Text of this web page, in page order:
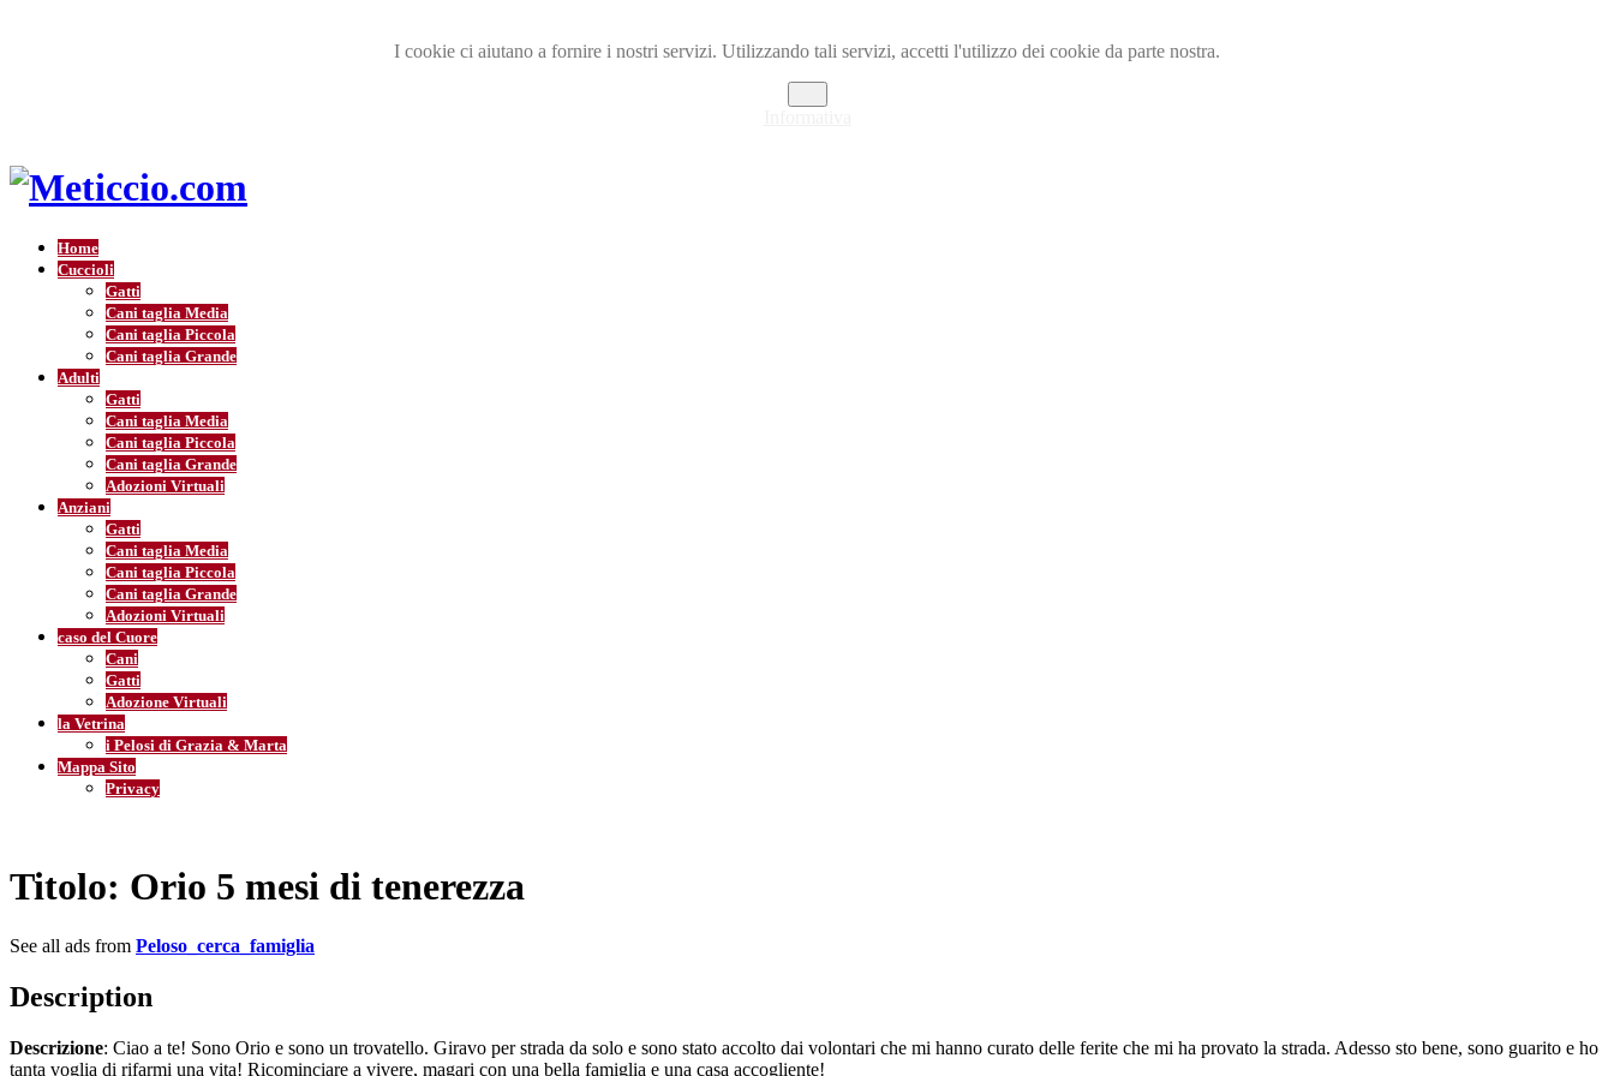
I cookie ci aiutano a fornire i nostri servizi. Utilizzando tali servizi, accetti l'utilizzo dei cookie da parte nostra.
Home
Cuccioli
Gatti
Cani taglia Media
Cani taglia Piccola
Cani taglia Grande
Adulti
Gatti
Cani taglia Media
Cani taglia Piccola
Cani taglia Grande
Adozioni Virtuali
Anziani
Gatti
Cani taglia Media
Cani taglia Piccola
Cani taglia Grande
Adozioni Virtuali
caso del Cuore
Cani
Gatti
Adozione Virtuali
la Vetrina
i Pelosi di Grazia & Marta
Mappa Sito
Privacy
Titolo: Orio 5 mesi di tenerezza
See all ads from Peloso_cerca_famiglia
Description
Descrizione: Ciao a te! Sono Orio e sono un trovatello. Giravo per strada da solo e sono stato accolto dai volontari che mi hanno curato delle ferite che mi ha provato la strada. Adesso sto bene, sono guarito e ho
tanta voglia di rifarmi una vita! Ricominciare a vivere, magari con una bella famiglia e una casa accogliente!